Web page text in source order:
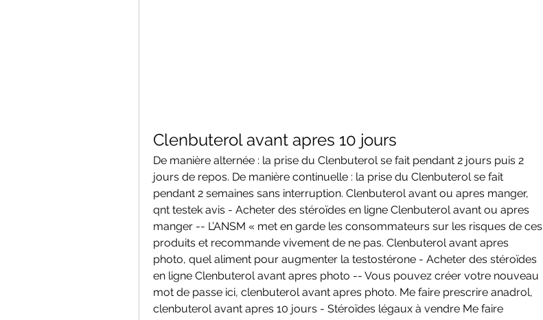
Clenbuterol avant apres 10 jours
De manière alternée : la prise du Clenbuterol se fait pendant 2 jours puis 2
jours de repos. De manière continuelle : la prise du Clenbuterol se fait
pendant 2 semaines sans interruption. Clenbuterol avant ou apres manger,
qnt testek avis - Acheter des stéroïdes en ligne Clenbuterol avant ou apres
manger -- L’ANSM « met en garde les consommateurs sur les risques de ces
produits et recommande vivement de ne pas. Clenbuterol avant apres
photo, quel aliment pour augmenter la testostérone - Acheter des stéroïdes
en ligne Clenbuterol avant apres photo -- Vous pouvez créer votre nouveau
mot de passe ici, clenbuterol avant apres photo. Me faire prescrire anadrol,
clenbuterol avant apres 10 jours - Stéroïdes légaux à vendre Me faire